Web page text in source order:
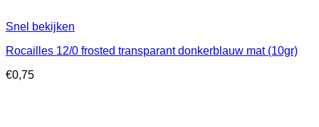
Snel bekijken
Rocailles 12/0 frosted transparant donkerblauw mat (10gr)
€0,75